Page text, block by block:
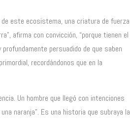
este ecosistema, una criatura de fuerza
afirma con convicción, “porque tienen el
persuadido de que saben
recordándonos que en la
Un hombre que llegó con intenciones
naranja”. Es una historia que subraya la